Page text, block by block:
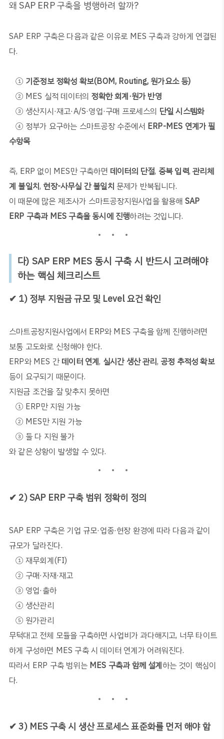
왜 SAP ERP구축을 병행하려 할까?
SAP ERP 구축은 다음과 같은 이유로 MES 구축과 강하게 연결된
다.
① 기준정보 정확성 확보(BOM, Routing, 원가요소 등)
② MES 실적 데이터의 정확한 회계·원가 반영
③ 생산지시·재고·A/S·영업·구매 프로세스의 단일 시스템화
④ 정부가 요구하는 스마트공장 수준에서 ERP-MES 연계가 필
수항목
즉, ERP 없이 MES만 구축하면 데이터의 단절, 중복 입력,관리체
계 불일치, 현장-사무실 간 불일치 문제가 반복됩니다.
이 때문에 많은 제조사가 스마트공장지원사업을 활용해 SAP
ERP 구축과MES 구축을 동시에 진행하려는 것입니다.
다) SAP ERP MES 동시 구축 시 반드시 고려해야
하는 핵심 체크리스트
✔ 1)정부 지원금 규모 및 Level요건 확인
스마트공장지원사업에서 ERP와 MES 구축을 함께 진행하려면
보통 고도화로 신청해야 한다.
ERP와MES 간데이터 연계, 실시간 생산 관리, 공정 추적성 확보
등이 요구되기 때문이다.
지원금 조건을 잘 맞추지 못하면
① ERP만 지원 가능
② MES만 지원 가능
③ 둘 다 지원 불가
와 같은 상황이 발생할 수 있다.
✔ 2) SAP ERP구축 범위 정확히 정의
SAP ERP 구축은 기업 규모·업종·현장 환경에 따라 다음과 같이
규모가 달라진다.
① 재무회계(FI)
② 구매·자재·재고
③ 영업·출하
④ 생산관리
⑤ 원가관리
무턱대고 전체 모듈을 구축하면 사업비가 과다해지고, 너무 타이트
하게 구성하면 MES 구축 시 데이터 연계가 어려워진다.
따라서 ERP 구축 범위는 MES 구축과 함께 설계하는 것이 핵심이
다.
✔3) MES구축 시 생산 프로세스 표준화를 먼저 해야 함